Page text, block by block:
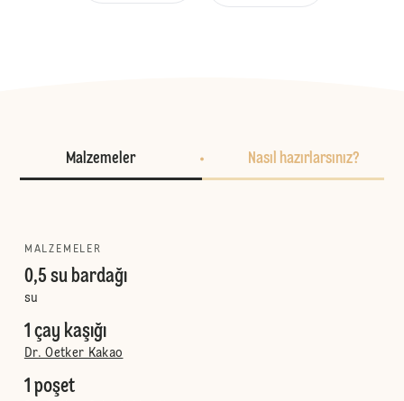
Malzemeler Nasıl hazırlarsınız?
MALZEMELER
0,5 su bardağı
su
1 çay kaşığı
Dr. Oetker Kakao
1 poşet